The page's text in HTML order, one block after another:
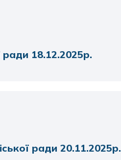
ради 18.12.2025р.
ради 20.11.2025р.